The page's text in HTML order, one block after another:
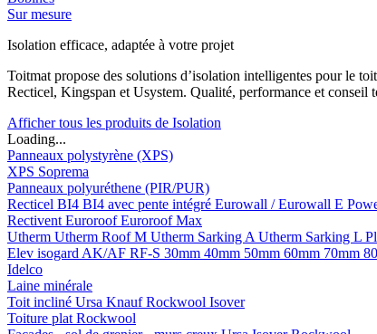
Sur mesure
Isolation efficace, adaptée à votre projet
Toitmat propose des solutions d’isolation intelligentes pour le
Recticel, Kingspan et Usystem. Qualité, performance et conseil
Afficher tous les produits de Isolation
Loading...
Panneaux polystyrène (XPS)
XPS Soprema
Panneaux polyuréthene (PIR/PUR)
Recticel BI4 BI4 avec pente intégré Eurowall / Eurowall E
Rectivent EuroroofEuroroof Max
Utherm Utherm Roof M Utherm Sarking A Utherm Sarking L
Elev isogard AK/AF RF-S 30mm 40mm 50mm 60mm 70mm
Idelco
Laine minérale
Toit incliné Ursa KnaufRockwool Isover
Toiture plat Rockwool